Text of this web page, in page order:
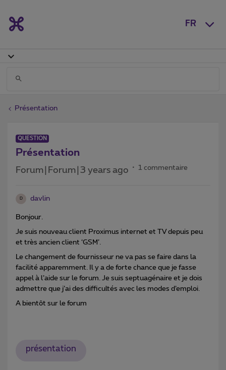
FR
Présentation
QUESTION
Présentation
Forum|Forum|3 years ago 1 commentaire
D davlin
Bonjour.
Je suis nouveau client Proximus internet et TV depuis peu
et très ancien client ‘GSM’.
Le changement de fournisseur ne va pas se faire dans la
facilité apparemment. Il y a de forte chance que je fasse
appel à l’aide sur le forum. Je suis septuagénaire et je dois
admettre que j’ai des difficultés avec les modes d’emploi.
A bientôt sur le forum
présentation